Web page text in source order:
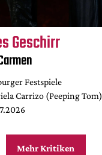
Geschirr
Festspiele
Carrizo (Peeping Tom)
Mehr Kritiken